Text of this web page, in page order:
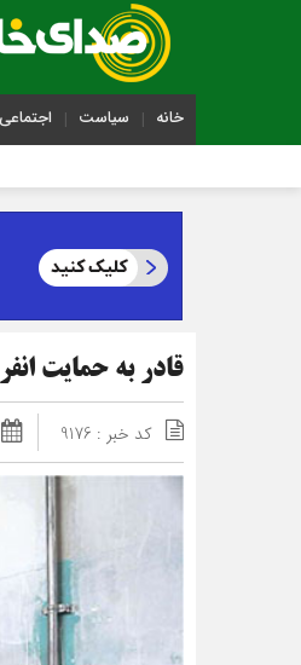
خانه سیاست اجتماعی
قادر به حمایت
کد خبر : 9176